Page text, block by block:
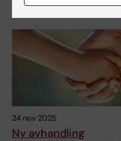
24 nov 2025
Ny avhandling